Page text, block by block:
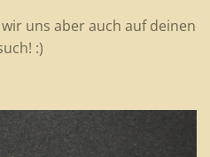
uns aber auch auf deinen
:)